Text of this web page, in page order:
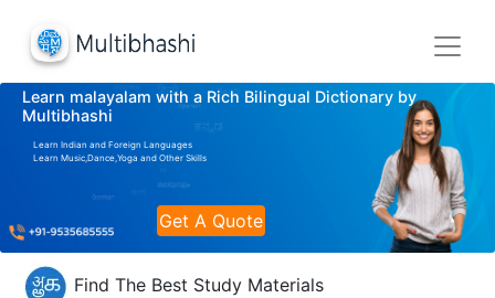
Learn malayalam with a Rich Bilingual Dictionary by
Multibhashi
Learn Indian and Foreign Languages
Learn Music,Dance,Yoga and Other Skills
Get A Quote
Find The Best Study Materials